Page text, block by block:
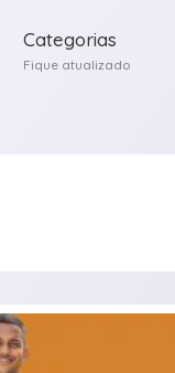
Categorias
Fique atualizado